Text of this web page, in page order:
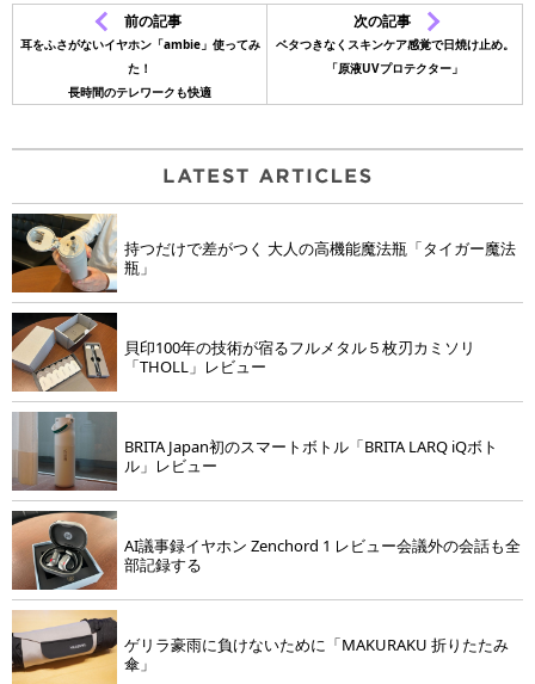
前の記事
耳をふさがないイヤホン「ambie」使ってみ
た！
長時間のテレワークも快適
次の記事
ベタつきなくスキンケア感覚で日焼け止め。
「原液UVプロテクター」
持つだけで差がつく 大人の高機能魔法瓶「タイガー魔法
瓶」
貝印100年の技術が宿るフルメタル５枚刃カミソリ
「THOLL」レビュー
BRITA Japan初のスマートボトル「BRITA LARQ iQボト
ル」レビュー
AI議事録イヤホン Zenchord 1 レビュー会議外の会話も全
部記録する
ゲリラ豪雨に負けないために「MAKURAKU 折りたたみ
傘」